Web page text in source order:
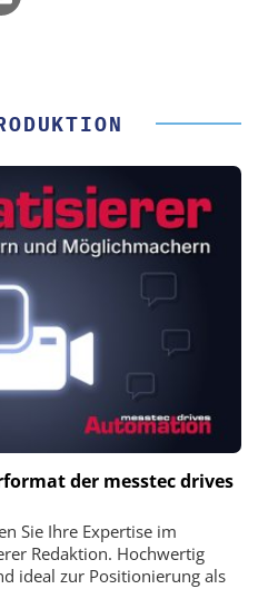
der messtec drives
Sie Ihre Expertise im
Redaktion. Hochwertig
ideal zur Positionierung als